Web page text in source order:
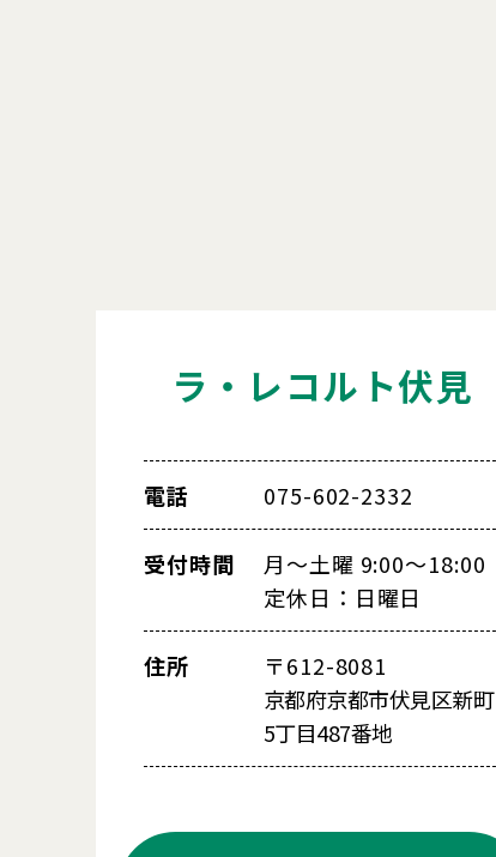
ラ・レコルト伏見
電話 075-602-2332
受付時間
月～土曜 9:00～18:00
定休日：日曜日
住所
〒612-8081
京都府京都市伏見区新町
5丁目487番地